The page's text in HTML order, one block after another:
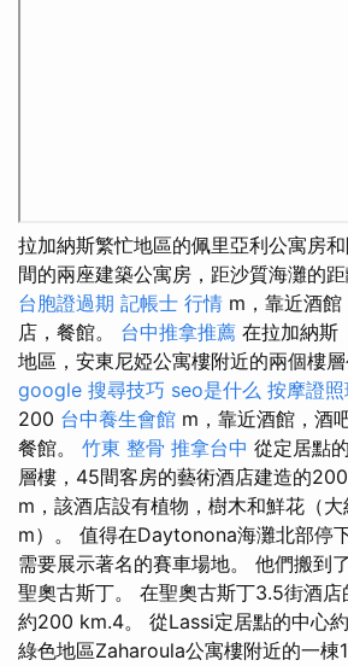
拉加納斯繁忙地區的佩里亞利公寓房
間的兩座建築公寓房，距沙質海灘的
台胞證過期 記帳士 行情 m，靠近酒
店，餐館。 台中推拿推薦 在拉加納斯
地區，安東尼婭公寓樓附近的兩個樓層
google 搜尋技巧 seo是什么 按摩證
200 台中養生會館 m，靠近酒館，酒
餐館。 竹東 整骨 推拿台中 從定居點
層樓，45間客房的藝術酒店建造的200
m，該酒店設有植物，樹木和鮮花（大
m）。 值得在Daytonona海灘北部停
需要展示著名的賽車場地。 他們搬到
聖奧古斯丁。 在聖奧古斯丁3.5街酒
約200 km.4。 從Lassi定居點的中心
綠色地區Zaharoula公寓樓附近的一棟1